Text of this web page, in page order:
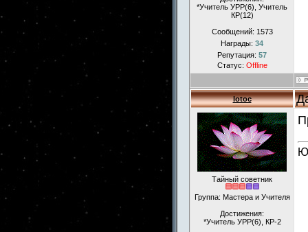
*Учитель УРР(6), Учитель
КР(12)
Сообщений: 1573
Награды: 34
Репутация: 57
Статус: Offline
lotoc
Тайный советник
Группа: Мастера и Учителя
Достижения:
*Учитель УРР(6), КР-2